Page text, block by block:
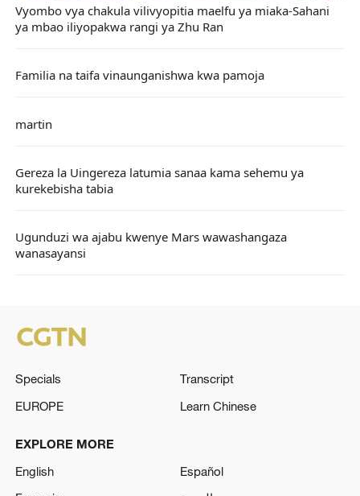
Vyombo vya chakula vilivyopitia maelfu ya miaka-Sahani
ya mbao iliyopakwa rangi ya Zhu Ran
Familia na taifa vinaunganishwa kwa pamoja
martin
Gereza la Uingereza latumia sanaa kama sehemu ya
kurekebisha tabia
Ugunduzi wa ajabu kwenye Mars wawashangaza
wanasayansi
Specials
Transcript
EUROPE
Learn Chinese
EXPLORE MORE
English
Español